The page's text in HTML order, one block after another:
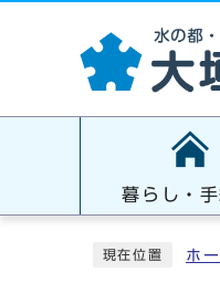
暮らし・
現在位置 ホ